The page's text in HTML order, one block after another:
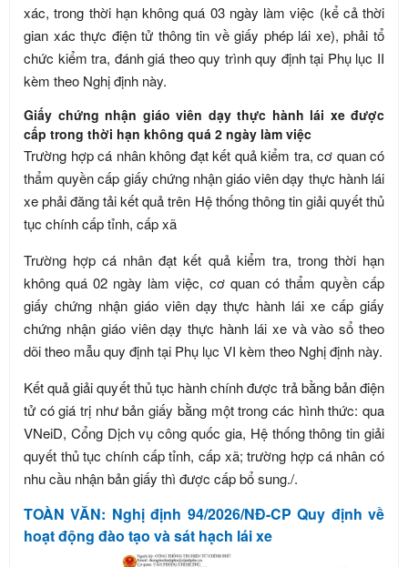
xác, trong thời hạn không quá 03 ngày làm việc (kể cả thời
gian xác thực điện tử thông tin về giấy phép lái xe), phải tổ
chức kiểm tra, đánh giá theo quy trình quy định tại Phụ lục II
kèm theo Nghị định này.
Giấy chứng nhận giáo viên dạy thực hành lái xe được
cấp trong thời hạn không quá 2 ngày làm việc
Trường hợp cá nhân không đạt kết quả kiểm tra, cơ quan có
thẩm quyền cấp giấy chứng nhận giáo viên dạy thực hành lái
xe phải đăng tải kết quả trên Hệ thống thông tin giải quyết thủ
tục chính cấp tỉnh, cấp xã
Trường hợp cá nhân đạt kết quả kiểm tra, trong thời hạn
không quá 02 ngày làm việc, cơ quan có thẩm quyền cấp
giấy chứng nhận giáo viên dạy thực hành lái xe cấp giấy
chứng nhận giáo viên dạy thực hành lái xe và vào sổ theo
dõi theo mẫu quy định tại Phụ lục VI kèm theo Nghị định này.
Kết quả giải quyết thủ tục hành chính được trả bằng bản điện
tử có giá trị như bản giấy bằng một trong các hình thức: qua
VNeiD, Cổng Dịch vụ công quốc gia, Hệ thống thông tin giải
quyết thủ tục chính cấp tỉnh, cấp xã; trường hợp cá nhân có
nhu cầu nhận bản giấy thì được cấp bổ sung./.
TOÀN VĂN: Nghị định 94/2026/NĐ-CP Quy định về
hoạt động đào tạo và sát hạch lái xe